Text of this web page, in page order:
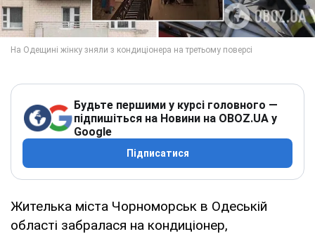
Будьте першими у курсі головного —
підпишіться на Новини на OBOZ.UA у
Google
Підписатися
Жителька міста Чорноморськ в Одеській
області забралася на кондиціонер,